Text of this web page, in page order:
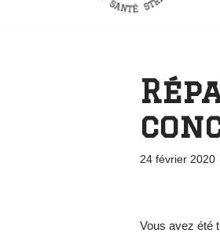
24 février 2020
Vous avez été